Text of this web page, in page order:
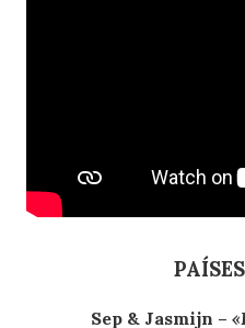
Sep & Jasmijn –